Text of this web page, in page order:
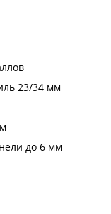
23/34 мм
до 6 мм